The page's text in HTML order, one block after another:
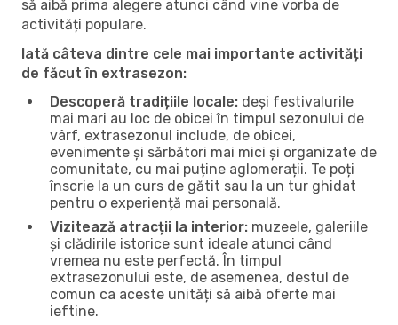
să aibă prima alegere atunci când vine vorba de
activități populare.
Iată câteva dintre cele mai importante activități
de făcut în extrasezon:
Descoperă tradițiile locale: deși festivalurile
mai mari au loc de obicei în timpul sezonului de
vârf, extrasezonul include, de obicei,
evenimente și sărbători mai mici și organizate de
comunitate, cu mai puține aglomerații. Te poți
înscrie la un curs de gătit sau la un tur ghidat
pentru o experiență mai personală.
Vizitează atracții la interior: muzeele, galeriile
și clădirile istorice sunt ideale atunci când
vremea nu este perfectă. În timpul
extrasezonului este, de asemenea, destul de
comun ca aceste unități să aibă oferte mai
ieftine.